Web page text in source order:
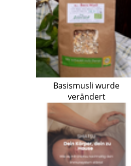
Basismusli wurde
verändert